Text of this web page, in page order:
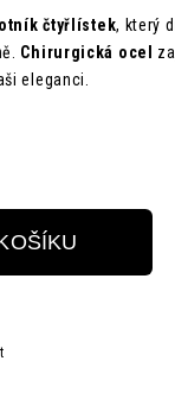
čtyřlístek, který
Chirurgická ocel
eleganci.